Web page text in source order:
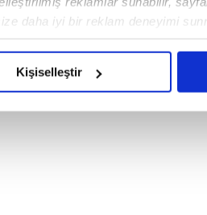
daha iyi bir reklam deneyimi
ve bu noktada,
Kişiselleştir